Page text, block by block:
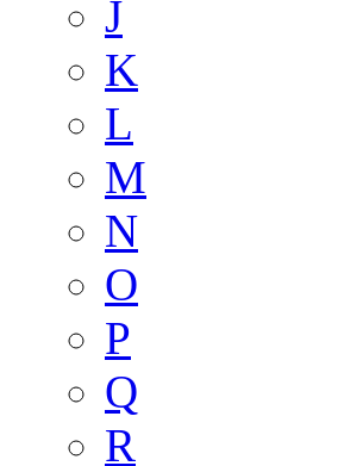
J
K
L
M
N
O
P
Q
R